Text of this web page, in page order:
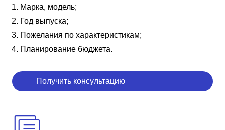
Марка, модель;
Год выпуска;
Пожелания по характеристикам;
Планирование бюджета.
Получить консультацию